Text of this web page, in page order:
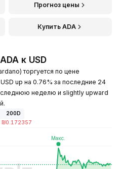
Прогноз цены
Купить ADA
к USD
торгуется по цене
up на 0.76% за последние 24
неделю и slightly upward
200D
₪0.172357